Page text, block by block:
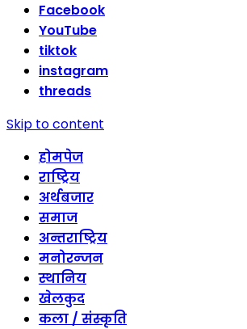
Facebook
YouTube
tiktok
instagram
threads
Skip to content
होमपेज
राष्ट्रिय
अर्थबजार
समाज
अन्तराष्ट्रिय
मनोरन्जन
स्थानिय
खेलकुद
कला / संस्कृति